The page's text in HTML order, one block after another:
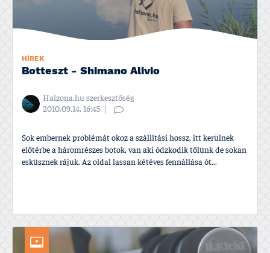
HÍREK
Botteszt - Shimano Alivio
Halzona.hu szerkesztőség
2010.09.14, 16:45
Sok embernek problémát okoz a szállí­tási hossz, itt kerülnek
előtérbe a háromrészes botok, van aki ódzkodik tőlünk de sokan
esküsznek rájuk. Az oldal lassan kétéves fennállása ót...